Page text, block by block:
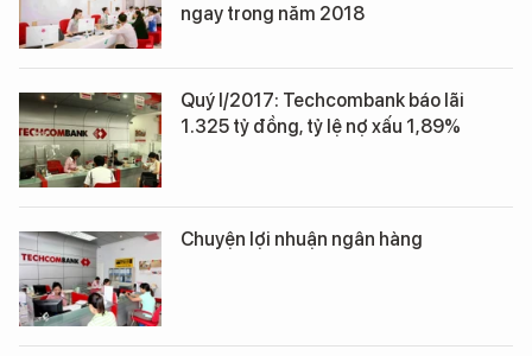
ngay trong năm 2018
Quý I/2017: Techcombank báo lãi
1.325 tỷ đồng, tỷ lệ nợ xấu 1,89%
Chuyện lợi nhuận ngân hàng